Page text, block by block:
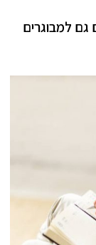
גם למבוגרים